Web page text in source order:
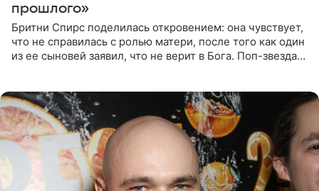
прошлого»
Бритни Спирс поделилась откровением: она чувствует,
что не справилась с ролью матери, после того как один
из ее сыновей заявил, что не верит в Бога. Поп-звезда